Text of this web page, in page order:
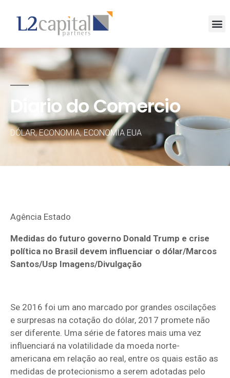
Diario do Comercio
DÓLAR,ECONOMIA,ECONOMIA EUA
Agência Estado
Medidas do futuro governo Donald Trump e crise
política no Brasil devem influenciar o dólar/Marcos
Santos/Usp Imagens/Divulgação
Se 2016 foi um ano marcado por grandes oscilações
e surpresas na cotação do dólar, 2017 promete não
ser diferente. Uma série de fatores mais uma vez
influenciará na volatilidade da moeda norte-
americana em relação ao real, entre os quais estão as
medidas de protecionismo a serem adotadas pelo